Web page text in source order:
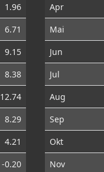
1.96
6.71
9.15
8.38
12.74
8.29
4.21
-0.20
Apr
Mai
Jun
Jul
Aug
Sep
Okt
Nov